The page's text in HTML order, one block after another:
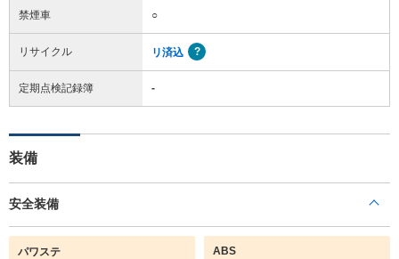
禁煙車 ○
リサイクル リ済込
定期点検記録簿 -
装備
安全装備
パワステ ABS